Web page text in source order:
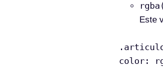
Este
color: